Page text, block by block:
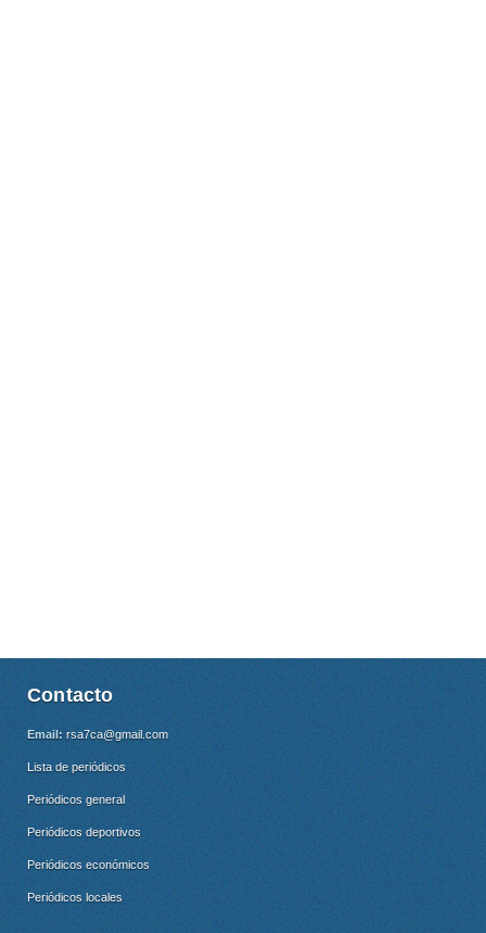
Contacto
Email: rsa7ca@gmail.com
Lista de periódicos
Periódicos general
Periódicos deportivos
Periódicos económicos
Periódicos locales